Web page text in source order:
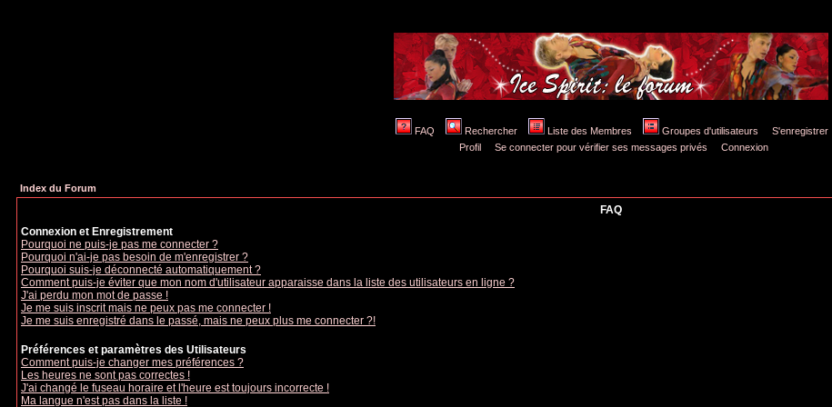
FAQ Rechercher Liste des Membres Groupes d'utilisateurs S'enregistrer
Profil Se connecter pour vérifier ses messages privés Connexion
Index du Forum
FAQ
Connexion et Enregistrement
Pourquoi ne puis-je pas me connecter ?
Pourquoi n'ai-je pas besoin de m'enregistrer ?
Pourquoi suis-je déconnecté automatiquement ?
Comment puis-je éviter que mon nom d'utilisateur apparaisse dans la liste des utilisateurs en ligne ?
J'ai perdu mon mot de passe !
Je me suis inscrit mais ne peux pas me connecter !
Je me suis enregistré dans le passé, mais ne peux plus me connecter ?!
Préférences et paramètres des Utilisateurs
Comment puis-je changer mes préférences ?
Les heures ne sont pas correctes !
J'ai changé le fuseau horaire et l'heure est toujours incorrecte !
Ma langue n'est pas dans la liste !